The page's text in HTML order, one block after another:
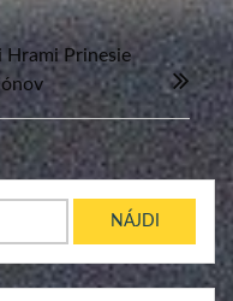
Hrami Prinesie